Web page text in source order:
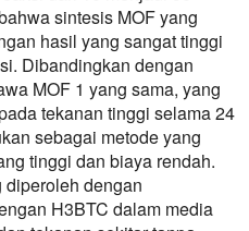
sintesis MOF yang
hasil yang sangat tinggi
Dibandingkan dengan
MOF 1 yang sama, yang
tekanan tinggi selama 24
sebagai metode yang
tinggi dan biaya rendah.
diperoleh dengan
H3BTC dalam media